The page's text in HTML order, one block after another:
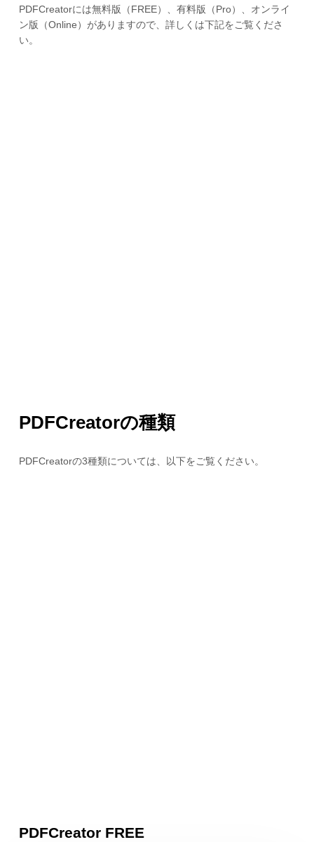
PDFCreatorには無料版（FREE）、有料版（Pro）、オンライ
ン版（Online）がありますので、詳しくは下記をご覧くださ
い。
PDFCreatorの種類
PDFCreatorの3種類については、以下をご覧ください。
PDFCreator FREE